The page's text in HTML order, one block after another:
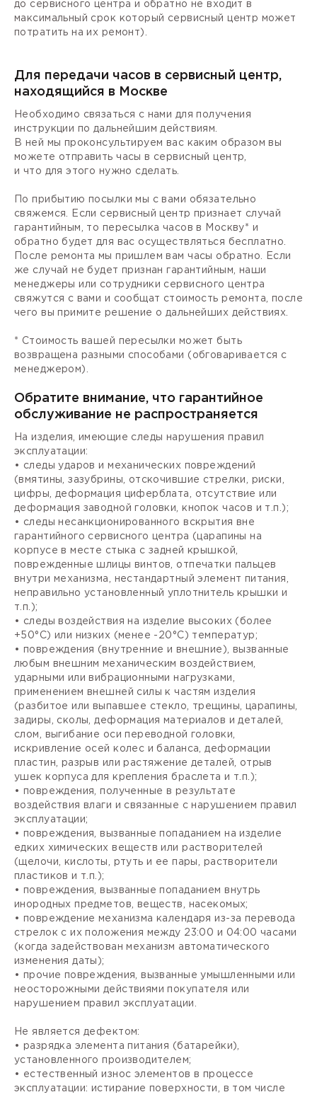
до сервисного центра и обратно не входит в
максимальный срок который сервисный центр может
потратить на их ремонт).
Для передачи часов в сервисный центр,
находящийся в Москве
Необходимо связаться с нами для получения
инструкции по дальнейшим действиям.
В ней мы проконсультируем вас каким образом вы
можете отправить часы в сервисный центр,
и что для этого нужно сделать.
По прибытию посылки мы с вами обязательно
свяжемся. Если сервисный центр признает случай
гарантийным, то пересылка часов в Москву* и
обратно будет для вас осуществляться бесплатно.
После ремонта мы пришлем вам часы обратно. Если
же случай не будет признан гарантийным, наши
менеджеры или сотрудники сервисного центра
свяжутся с вами и сообщат стоимость ремонта, после
чего вы примите решение о дальнейших действиях.
* Стоимость вашей пересылки может быть
возвращена разными способами (обговаривается с
менеджером).
Обратите внимание, что гарантийное
обслуживание не распространяется
На изделия, имеющие следы нарушения правил
эксплуатации:
• следы ударов и механических повреждений
(вмятины, зазубрины, отскочившие стрелки, риски,
цифры, деформация циферблата, отсутствие или
деформация заводной головки, кнопок часов и т.п.);
• следы несанкционированного вскрытия вне
гарантийного сервисного центра (царапины на
корпусе в месте стыка с задней крышкой,
поврежденные шлицы винтов, отпечатки пальцев
внутри механизма, нестандартный элемент питания,
неправильно установленный уплотнитель крышки и
т.п.);
• следы воздействия на изделие высоких (более
+50°С) или низких (менее -20°С) температур;
• повреждения (внутренние и внешние), вызванные
любым внешним механическим воздействием,
ударными или вибрационными нагрузками,
применением внешней силы к частям изделия
(разбитое или выпавшее стекло, трещины, царапины,
задиры, сколы, деформация материалов и деталей,
слом, выгибание оси переводной головки,
искривление осей колес и баланса, деформации
пластин, разрыв или растяжение деталей, отрыв
ушек корпуса для крепления браслета и т.п.);
• повреждения, полученные в результате
воздействия влаги и связанные с нарушением правил
эксплуатации;
• повреждения, вызванные попаданием на изделие
едких химических веществ или растворителей
(щелочи, кислоты, ртуть и ее пары, растворители
пластиков и т.п.);
• повреждения, вызванные попаданием внутрь
инородных предметов, веществ, насекомых;
• повреждение механизма календаря из-за перевода
стрелок с их положения между 23:00 и 04:00 часами
(когда задействован механизм автоматического
изменения даты);
• прочие повреждения, вызванные умышленными или
неосторожными действиями покупателя или
нарушением правил эксплуатации.
Не является дефектом:
• разрядка элемента питания (батарейки),
установленного производителем;
• естественный износ элементов в процессе
эксплуатации: истирание поверхности, в том числе